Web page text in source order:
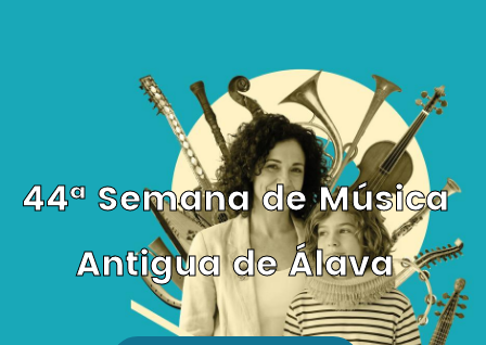
44ª Semana de Música
Antigua de Álava